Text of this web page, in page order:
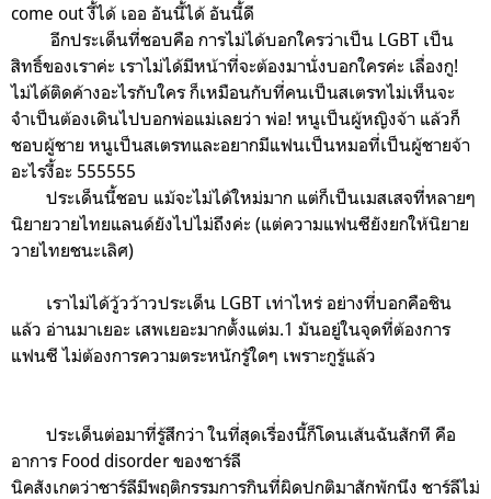
come out งี้ได้ เออ อันนี้ได้ อันนี้ดี
อีกประเด็นที่ชอบคือ การไม่ได้บอกใครว่าเป็น LGBT เป็น
สิทธิ์ของเราค่ะ เราไม่ได้มีหน้าที่จะต้องมานั่งบอกใครค่ะ เลื่องกู!
ไม่ได้ติดค้างอะไรกับใคร ก็เหมือนกับที่คนเป็นสเตรทไม่เห็นจะ
จำเป็นต้องเดินไปบอกพ่อแม่เลยว่า พ่อ! หนูเป็นผู้หญิงจ้า แล้วก็
ชอบผู้ชาย หนูเป็นสเตรทและอยากมีแฟนเป็นหมอที่เป็นผู้ชายจ้า
อะไรงี้อะ 555555
ประเด็นนี้ชอบ แม้จะไม่ได้ใหม่มาก แต่ก็เป็นเมสเสจที่หลายๆ
นิยายวายไทยแลนด์ยังไปไม่ถึงค่ะ (แต่ความแฟนซียังยกให้นิยาย
วายไทยชนะเลิศ)
เราไม่ได้วู้วว้าวประเด็น LGBT เท่าไหร่ อย่างที่บอกคือชิน
แล้ว อ่านมาเยอะ เสพเยอะมากตั้งแต่ม.1 มันอยู่ในจุดที่ต้องการ
แฟนซี ไม่ต้องการความตระหนักรู้ใดๆ เพราะกูรู้แล้ว
ประเด็นต่อมาที่รู้สึกว่า ในที่สุดเรื่องนี้ก็โดนเส้นฉันสักที คือ
อาการ Food disorder ของชาร์ลี
นิคสังเกตว่าชาร์ลีมีพฤติกรรมการกินที่ผิดปกติมาสักพักนึง ชาร์ลีไม่